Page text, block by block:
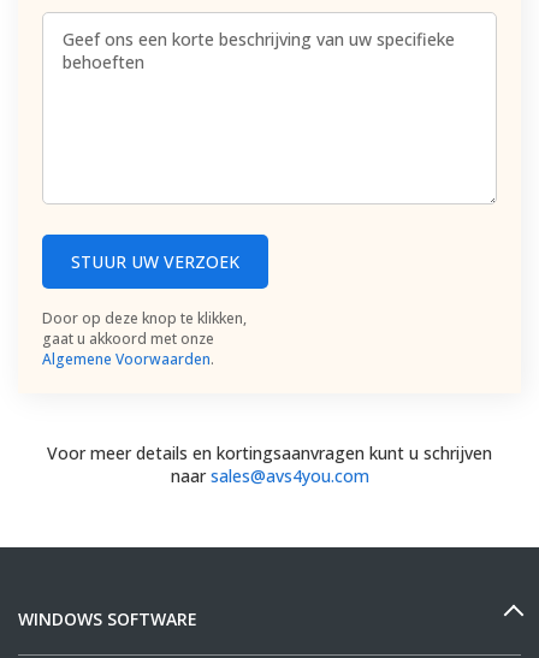
STUUR UW VERZOEK
Door op deze knop te klikken,
gaat u akkoord met onze
Algemene Voorwaarden.
Voor meer details en kortingsaanvragen kunt u schrijven
naar sales@avs4you.com
WINDOWS SOFTWARE